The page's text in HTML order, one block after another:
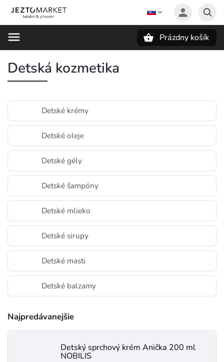
Prázdny košík
Detská kozmetika
Detské krémy
Detské oleje
Detské gély
Detské šampóny
Detské mlieko
Detské sirupy
Detské masti
Detské balzamy
Najpredávanejšie
Detský sprchový krém Anička 200 ml
NOBILIS